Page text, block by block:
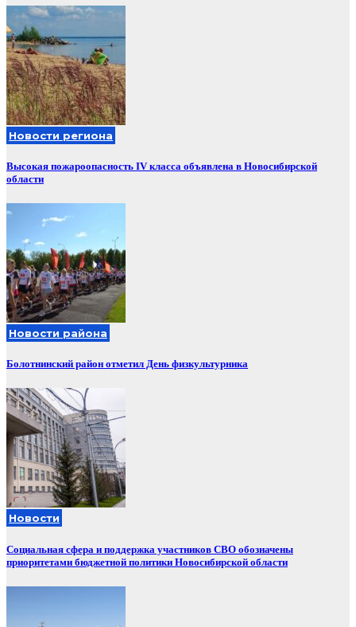
Новости региона
Высокая пожароопасность IV класса объявлена в Новосибирской
области
Новости района
Болотнинский район отметил День физкультурника
Новости
Социальная сфера и поддержка участников СВО обозначены
приоритетами бюджетной политики Новосибирской области